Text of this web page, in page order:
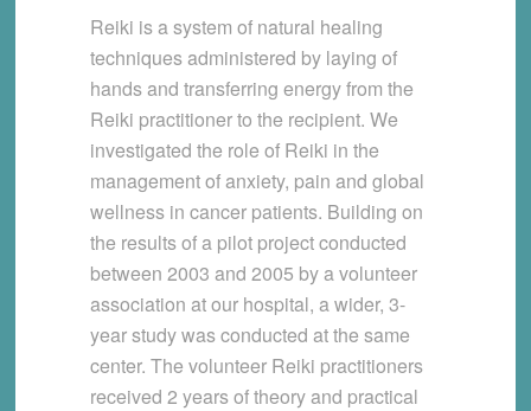
Reiki is a system of natural healing
techniques administered by laying of
hands and transferring energy from the
Reiki practitioner to the recipient. We
investigated the role of Reiki in the
management of anxiety, pain and global
wellness in cancer patients. Building on
the results of a pilot project conducted
between 2003 and 2005 by a volunteer
association at our hospital, a wider, 3-
year study was conducted at the same
center. The volunteer Reiki practitioners
received 2 years of theory and practical